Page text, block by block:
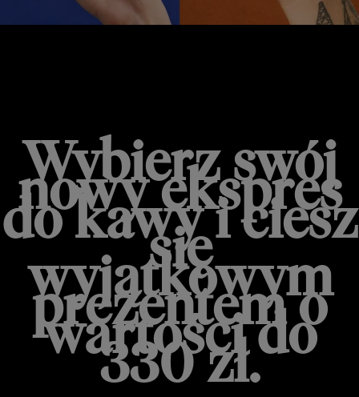
Wybierz swój
nowy ekspres
do kawy i ciesz
się
wyjątkowym
prezentem o
wartości do
330 zł.